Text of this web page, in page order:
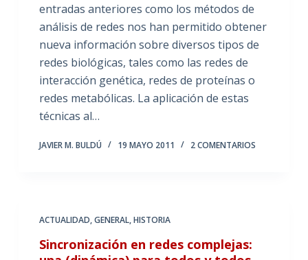
entradas anteriores como los métodos de
análisis de redes nos han permitido obtener
nueva información sobre diversos tipos de
redes biológicas, tales como las redes de
interacción genética, redes de proteínas o
redes metabólicas. La aplicación de estas
técnicas al…
JAVIER M. BULDÚ 19 MAYO 2011 2 COMENTARIOS
ACTUALIDAD,GENERAL,HISTORIA
Sincronización en redes complejas: